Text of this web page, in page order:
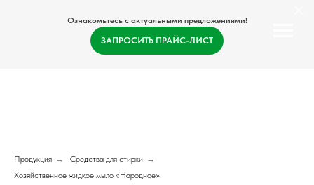
Ознакомьтесь с актуальными предложениями!
ЗАПРОСИТЬ ПРАЙС-ЛИСТ
Продукция → Средства для стирки →
Хозяйственное жидкое мыло «Народное»